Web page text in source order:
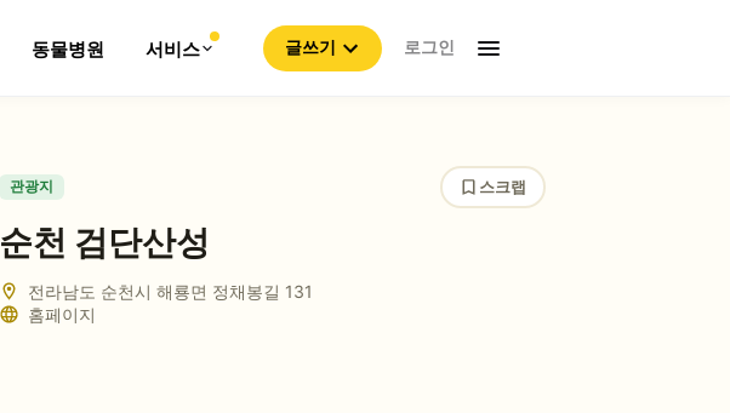
동물병원 서비스 글쓰기 로그인
관광지 스크랩
순천 검단산성
전라남도 순천시 해룡면 정채봉길 131
홈페이지